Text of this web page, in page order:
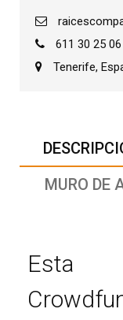
MURO DE
Esta
611 30 25 06
Tenerife,